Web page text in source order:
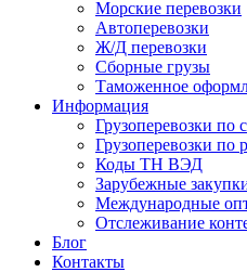
Морские перевозки
Автоперевозки
Ж/Д перевозки
Сборные грузы
Таможенное
Информация
Грузоперевозки по
Грузоперевозки по
Коды ТН ВЭД
Зарубежные
Международные
Отслеживание
Блог
Контакты